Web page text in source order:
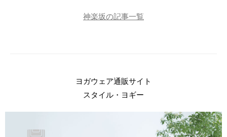
神楽坂の記事一覧
ヨガウェア通販サイト
スタイル・ヨギー